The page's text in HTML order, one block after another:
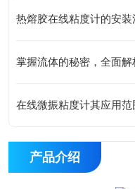
热熔胶在线粘度计的安装
掌握流体的秘密，全面
在线微振粘度计其应用
产品介绍